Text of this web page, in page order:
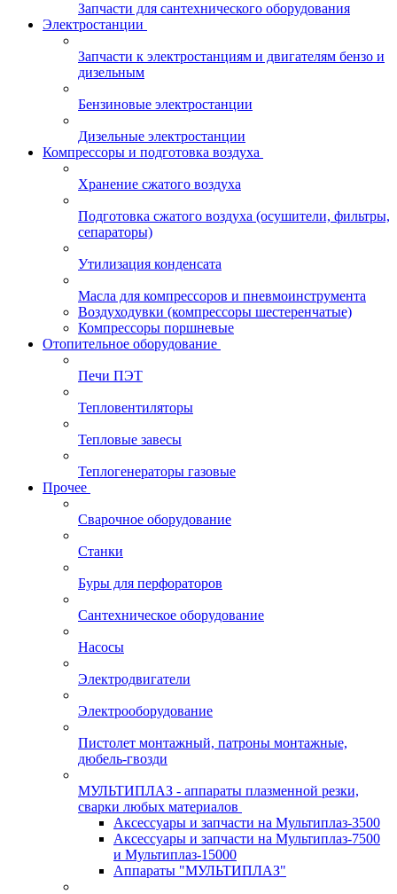
Запчасти для сантехнического оборудования
Электростанции
Запчасти к электростанциям и двигателям бензо и
дизельным
Бензиновые электростанции
Дизельные электростанции
Компрессоры и подготовка воздуха
Хранение сжатого воздуха
Подготовка сжатого воздуха (осушители, фильтры,
сепараторы)
Утилизация конденсата
Масла для компрессоров и пневмоинструмента
Воздуходувки (компрессоры шестеренчатые)
Компрессоры поршневые
Отопительное оборудование
Печи ПЭТ
Тепловентиляторы
Тепловые завесы
Теплогенераторы газовые
Прочее
Сварочное оборудование
Станки
Буры для перфораторов
Сантехническое оборудование
Насосы
Электродвигатели
Электрооборудование
Пистолет монтажный, патроны монтажные,
дюбель-гвозди
МУЛЬТИПЛАЗ - аппараты плазменной резки,
сварки любых материалов
Аксессуары и запчасти на Мультиплаз-3500
Аксессуары и запчасти на Мультиплаз-7500
и Мультиплаз-15000
Аппараты "МУЛЬТИПЛАЗ"